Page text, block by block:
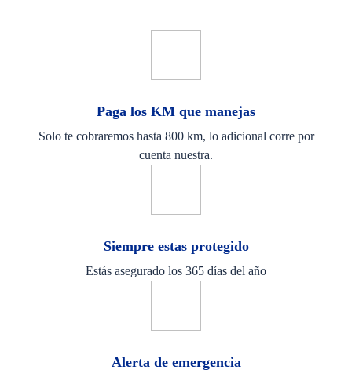
Paga los KM que manejas
Solo te cobraremos hasta 800 km, lo adicional corre por
cuenta nuestra.
Siempre estas protegido
Estás asegurado los 365 días del año
Alerta de emergencia